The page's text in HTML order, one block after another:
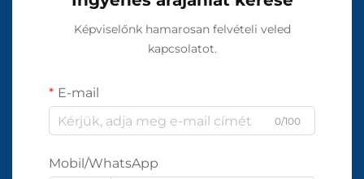
Képviselőnk hamarosan felvételi veled
kapcsolatot.
E-mail
0/100
Mobil/WhatsApp